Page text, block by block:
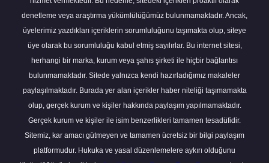
denetleme veya araştırma yükümlülüğümüz bulunmamaktadır. Ancak,
üyelerimiz yazdıkları içeriklerin sorumluluğunu taşımakta olup, siteye
üye olarak bu sorumluluğu kabul etmiş sayılırlar. Bu internet sitesi,
herhangi bir marka, kurum veya şahıs şirketi ile hiçbir bağlantısı
bulunmamaktadır. Sitede yalnızca kendi hazırladığımız makaleler
paylaşılmaktadır. Burada yer alan içerikler haber niteliği taşımamakta
olup, gerçek kurum ve kişiler hakkında paylaşım yapılmamaktadır.
Gerçek kurum ve kişiler ile isim benzerlikleri tamamen tesadüfidir.
Sitemiz, kar amacı gütmeyen ve tamamen ücretsiz bir bilgi paylaşım
platformudur. Hukuka ve yasal düzenlemelere aykırı olduğunu